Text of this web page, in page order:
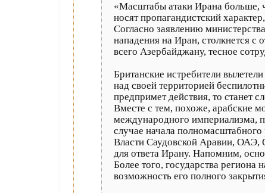
«Масштабы атаки Ирана больше,
носят пропагандистский
Согласно заявлению
нападения на Иран, столкнется
всего Азербайджану, тесное
Британские истребители
над своей территорией
предпримет действия, то
Вместе с тем, похоже, арабские
международного империализма,
случае начала
Власти Саудовской Аравии, ОАЭ,
для ответа Ирану. Напомним,
Более того, государства
возможность его полного